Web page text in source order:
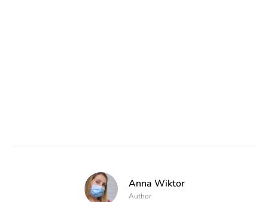
Anna Wiktor
Author